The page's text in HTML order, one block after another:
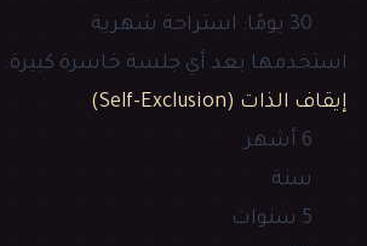
30 يومًا: استراحة شهرية
استخدمها بعد أي جلسة خاسرة كبيرة.
إيقاف الذات (Self-Exclusion)
6 أشهر
سنة
5 سنوات